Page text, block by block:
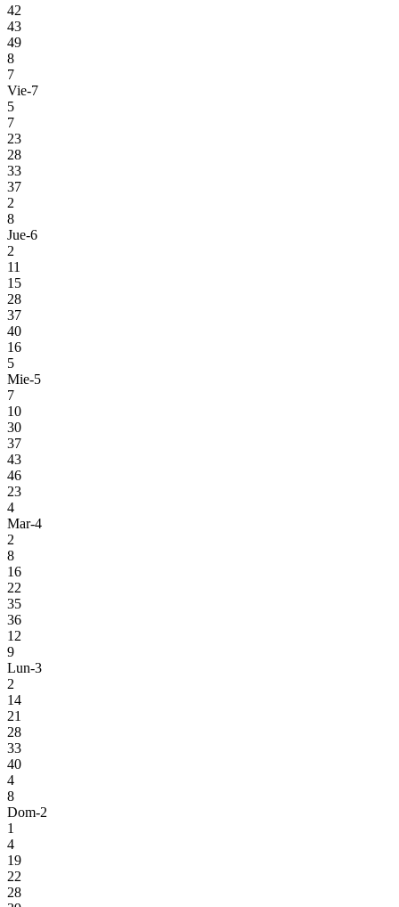
42
43
49
8
7
Vie-7
5
7
23
28
33
37
2
8
Jue-6
2
11
15
28
37
40
16
5
Mie-5
7
10
30
37
43
46
23
4
Mar-4
2
8
16
22
35
36
12
9
Lun-3
2
14
21
28
33
40
4
8
Dom-2
1
4
19
22
28